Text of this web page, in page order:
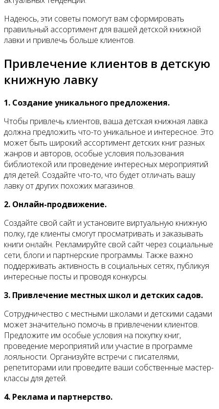
Надеюсь, эти советы помогут вам сформировать
правильный ассортимент для вашей детской книжной
лавки и привлечь больше клиентов.
Привлечение клиентов в детскую
книжную лавку
1. Создание уникального предложения.
Чтобы привлечь клиентов, ваша детская книжная лавка
должна предложить что-то уникальное и интересное. Это
может быть широкий ассортимент детских книг разных
жанров и авторов, особые условия пользования
библиотекой или проведение интересных мероприятий
для детей. Создайте что-то, что будет отличать вашу
лавку от других похожих магазинов.
2. Онлайн-продвижение.
Создайте свой сайт и установите виртуальную книжную
полку, где клиенты смогут просматривать и заказывать
книги онлайн. Рекламируйте свой сайт через социальные
сети, блоги и партнерские программы. Также важно
поддерживать активность в социальных сетях, публикуя
интересные посты и проводя конкурсы.
3. Привлечение местных школ и детских садов.
Сотрудничество с местными школами и детскими садами
может значительно помочь в привлечении клиентов.
Предложите им особые условия на покупку книг,
проведение мероприятий или участие в программе
лояльности. Организуйте встречи с писателями,
репетиторами или проведите ваши собственные мастер-
классы для детей.
4. Реклама и партнерство.